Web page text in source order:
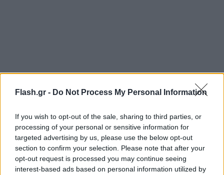
Flash.gr - Do Not Process My Personal Information
If you wish to opt-out of the sale, sharing to third parties, or
processing of your personal or sensitive information for
targeted advertising by us, please use the below opt-out
section to confirm your selection. Please note that after your
opt-out request is processed you may continue seeing
interest-based ads based on personal information utilized by